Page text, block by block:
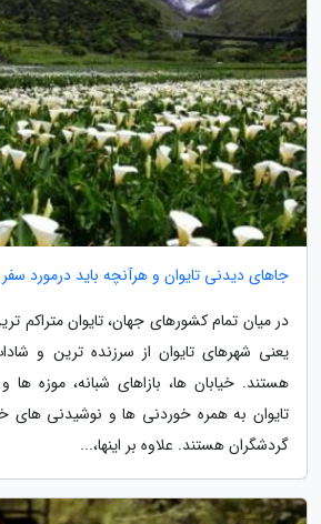
جاهای دیدنی تایوان و هرآنچه باید درمورد سفر
در میان تمام کشورهای جهان، تایوان متراکم
یعنی شهرهای تایوان از سرزنده ترین و
هستند. خیابان ها، بازاهای شبانه، موزه
تایوان به همره خوردنی ها و نوشیدنی های
گردشگران هستند. علاوه بر اینها،...